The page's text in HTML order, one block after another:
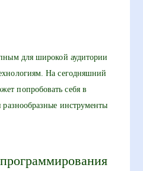
для широкой аудитории
На сегодняшний
попробовать себя в
разнообразные инструменты